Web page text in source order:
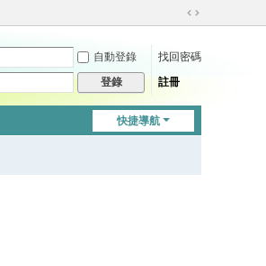
切
到
自動登錄
找回密碼
登錄 註冊
快捷導航